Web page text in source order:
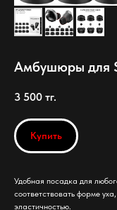
Амбушюры для
3 500 тг.
Купить
Удобная посадка для
соответствовать форме
эластичностью.